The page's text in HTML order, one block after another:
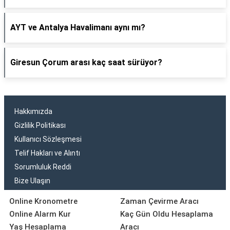
AYT ve Antalya Havalimanı aynı mı?
Giresun Çorum arası kaç saat sürüyor?
Hakkımızda
Gizlilik Politikası
Kullanıcı Sözleşmesi
Telif Hakları ve Alıntı
Sorumluluk Reddi
Bize Ulaşın
Online Kronometre
Online Alarm Kur
Yaş Hesaplama
Zaman Çevirme Aracı
Kaç Gün Oldu Hesaplama
Aracı